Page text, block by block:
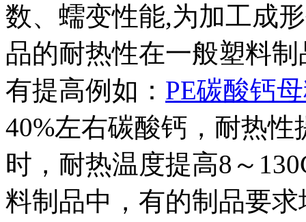
数、蠕变性能,为加工成
品的耐热性在一般塑料
有提高例如： PE碳酸钙
40%左右碳酸钙，耐热性
时，耐热温度提高8 ～
料制品中，有的制品要